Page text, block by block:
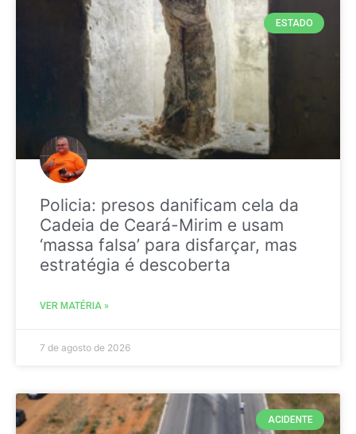
ESTADO
Policia: presos danificam cela da
Cadeia de Ceará-Mirim e usam
‘massa falsa’ para disfarçar, mas
estratégia é descoberta
VER MATÉRIA »
7 de agosto de 2026
ACIDENTE